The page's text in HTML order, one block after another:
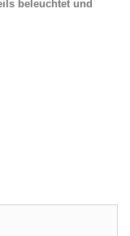
beleuchtet und